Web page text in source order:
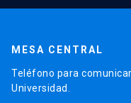
MESA CENTRAL
Teléfono para
Universidad.